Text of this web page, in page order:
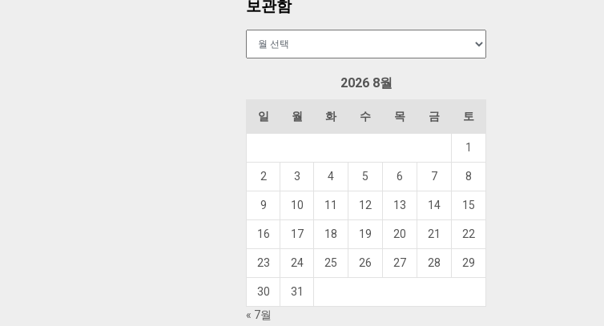
보관함
2026 8월
일 월 화 수 목 금 토
1
2 3 4 5 6 7 8
9 10 11 12 13 14 15
16 17 18 19 20 21 22
23 24 25 26 27 28 29
30
31
« 7월